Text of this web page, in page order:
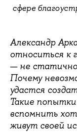
сфере
Александр
относиться к
— не
Почему
удастся
Такие
вспомнить
живут своей